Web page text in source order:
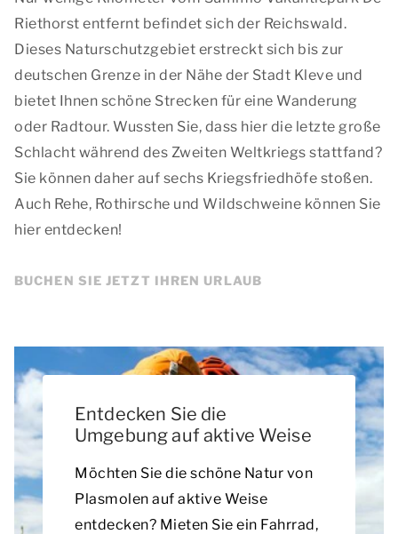
Riethorst entfernt befindet sich der Reichswald.
Dieses Naturschutzgebiet erstreckt sich bis zur
deutschen Grenze in der Nähe der Stadt Kleve und
bietet Ihnen schöne Strecken für eine Wanderung
oder Radtour. Wussten Sie, dass hier die letzte große
Schlacht während des Zweiten Weltkriegs stattfand?
Sie können daher auf sechs Kriegsfriedhöfe stoßen.
Auch Rehe, Rothirsche und Wildschweine können Sie
hier entdecken!
BUCHEN SIE JETZT IHREN URLAUB
Entdecken Sie die
Umgebung auf aktive Weise
Möchten Sie die schöne Natur von
Plasmolen auf aktive Weise
entdecken? Mieten Sie ein Fahrrad,